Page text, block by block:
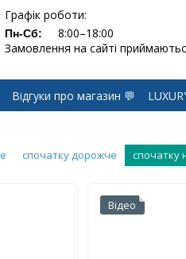
Графік роботи:
Пн-Сб:
8:00–18:00
Замовлення на сайті
Відгуки про магазин 💬
спочатку дорожче спочатку
Відео